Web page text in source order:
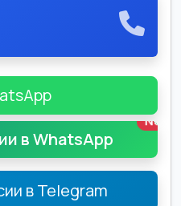
в WhatsApp
New
в Telegram